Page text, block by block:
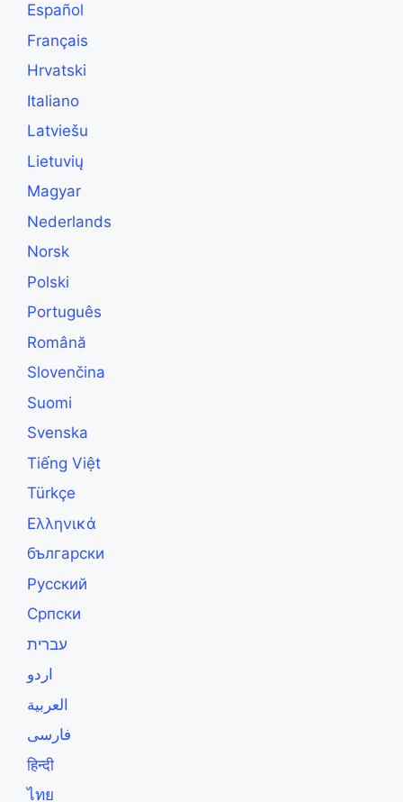
Español
Français
Hrvatski
Italiano
Latviešu
Lietuvių
Magyar
Nederlands
Norsk
Polski
Português
Română
Slovenčina
Suomi
Svenska
Tiếng Việt
Türkçe
Ελληνικά
български
Русский
Српски
עברית
اردو
العربية
فارسی
हिन्दी
ไทย